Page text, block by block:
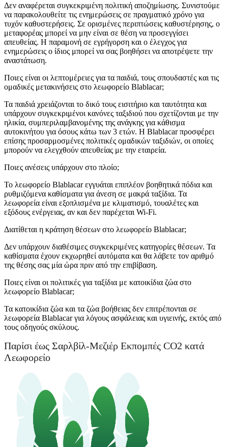
Δεν αναφέρεται συγκεκριμένη πολιτική αποζημίωσης. Συνιστούμε
να παρακολουθείτε τις ενημερώσεις σε πραγματικό χρόνο για
τυχόν καθυστερήσεις. Σε ορισμένες περιπτώσεις καθυστέρησης, ο
μεταφορέας μπορεί να μην είναι σε θέση να προσεγγίσει
απευθείας. Η παραμονή σε εγρήγορση και ο έλεγχος για
ενημερώσεις ο ίδιος μπορεί να σας βοηθήσει να αποτρέψετε την
αναστάτωση.
Ποιες είναι οι λεπτομέρειες για τα παιδιά, τους σπουδαστές και τις
ομαδικές μετακινήσεις στο λεωφορείο Blablacar;
Τα παιδιά χρειάζονται το δικό τους εισιτήριο και ταυτότητα και
υπάρχουν συγκεκριμένοι κανόνες ταξιδιού που σχετίζονται με την
ηλικία, συμπεριλαμβανομένης της ανάγκης για κάθισμα
αυτοκινήτου για όσους κάτω των 3 ετών. Η Blablacar προσφέρει
επίσης προσαρμοσμένες πολιτικές ομαδικών ταξιδιών, οι οποίες
μπορούν να ελεγχθούν απευθείας με την εταιρεία.
Ποιες ανέσεις υπάρχουν στο πλοίο;
Το λεωφορείο Blablacar εγγυάται επιπλέον βοηθητικά πόδια και
ρυθμιζόμενα καθίσματα για άνεση σε μακρά ταξίδια. Τα
λεωφορεία είναι εξοπλισμένα με κλιματισμό, τουαλέτες και
εξόδους ενέργειας, αν και δεν παρέχεται Wi-Fi.
Διατίθεται η κράτηση θέσεων στο λεωφορείο Blablacar;
Δεν υπάρχουν διαθέσιμες συγκεκριμένες κατηγορίες θέσεων. Τα
καθίσματα έχουν εκχωρηθεί αυτόματα και θα λάβετε τον αριθμό
της θέσης σας μία ώρα πριν από την επιβίβαση.
Ποιες είναι οι πολιτικές για ταξίδια με κατοικίδια ζώα στο
λεωφορείο Blablacar;
Τα κατοικίδια ζώα και τα ζώα βοήθειας δεν επιτρέπονται σε
λεωφορεία Blablacar για λόγους ασφάλειας και υγιεινής, εκτός από
τους οδηγούς σκύλους.
Παρίσι έως Σαρλβίλ-Μεζιέρ Εκπομπές CO2 κατά
Λεωφορείο